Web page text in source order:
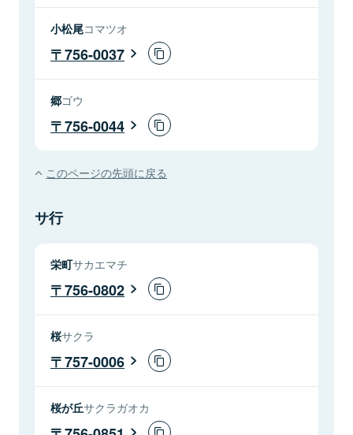
小松尾コマツオ
756-0037
郷ゴウ
756-0044
このページの先頭に戻る
サ行
栄町サカエマチ
756-0802
桜サクラ
757-0006
桜が丘サクラガオカ